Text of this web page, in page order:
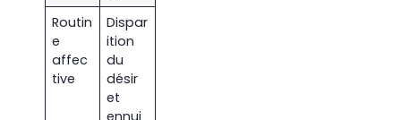
Routin
e
affec
tive
Dispar
ition
du
désir
et
ennui